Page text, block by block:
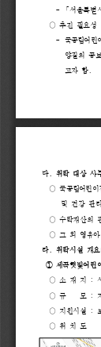
-
「서울특별
○ 추진 필요성
- 국공립어린
양질의 공
고자 함.
다 위탁 대상 사
○
국공립어린이
및 건강 관리
○ 수탁재산의
○ 그 외 영유
라
위탁시설 개요
① 세곡햇빛어린
○ 소 재 지 :
○ 규 모 :
○ 지원시설 :
○ 위 치 도